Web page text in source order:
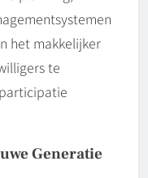
het makkelijker
te
Generatie